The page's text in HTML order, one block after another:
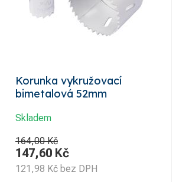
Korunka vykružovací
bimetalová 52mm
Skladem
164,00 Kč
147,60 Kč
121,98 Kč bez DPH